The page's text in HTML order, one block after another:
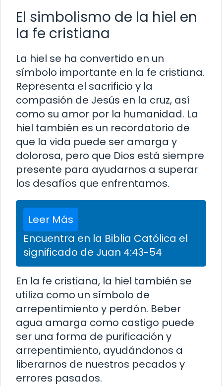
El simbolismo de la hiel en
la fe cristiana
La hiel se ha convertido en un
símbolo importante en la fe cristiana.
Representa el sacrificio y la
compasión de Jesús en la cruz, así
como su amor por la humanidad. La
hiel también es un recordatorio de
que la vida puede ser amarga y
dolorosa, pero que Dios está siempre
presente para ayudarnos a superar
los desafíos que enfrentamos.
Leer Más
Encuentra en la Biblia Católica el
significado de Juan 4:43-54
En la fe cristiana, la hiel también se
utiliza como un símbolo de
arrepentimiento y perdón. Beber
agua amarga como castigo puede
ser una forma de purificación y
arrepentimiento, ayudándonos a
liberarnos de nuestros pecados y
errores pasados.